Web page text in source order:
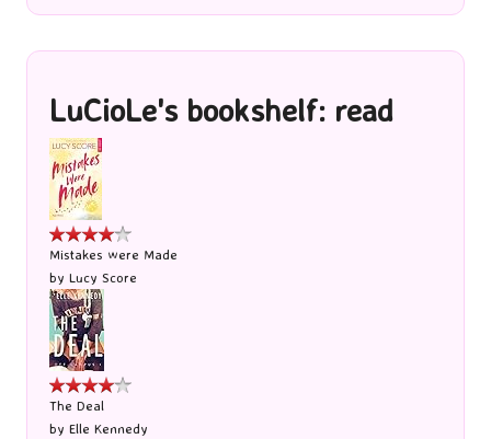
LuCioLe's bookshelf: read
Mistakes were Made
by Lucy Score
The Deal
by Elle Kennedy